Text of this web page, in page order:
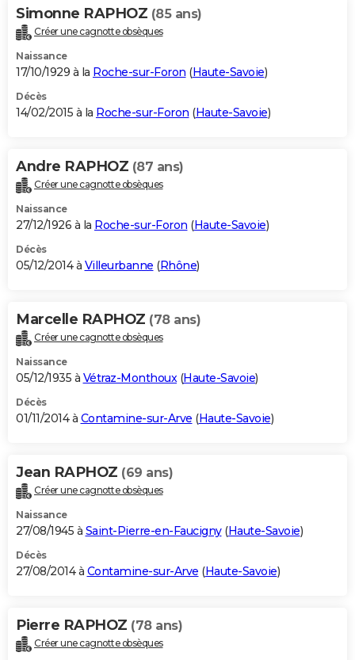
Simonne RAPHOZ (85 ans)
Créer une cagnotte obsèques
Naissance
17/10/1929 à la Roche-sur-Foron (Haute-Savoie)
Décès
14/02/2015 à la Roche-sur-Foron (Haute-Savoie)
Andre RAPHOZ (87 ans)
Créer une cagnotte obsèques
Naissance
27/12/1926 à la Roche-sur-Foron (Haute-Savoie)
Décès
05/12/2014 à Villeurbanne (Rhône)
Marcelle RAPHOZ (78 ans)
Créer une cagnotte obsèques
Naissance
05/12/1935 à Vétraz-Monthoux(Haute-Savoie)
Décès
01/11/2014 à Contamine-sur-Arve (Haute-Savoie)
Jean RAPHOZ (69 ans)
Créer une cagnotte obsèques
Naissance
27/08/1945 à Saint-Pierre-en-Faucigny(Haute-Savoie)
Décès
27/08/2014 à Contamine-sur-Arve (Haute-Savoie)
Pierre RAPHOZ (78 ans)
Créer une cagnotte obsèques